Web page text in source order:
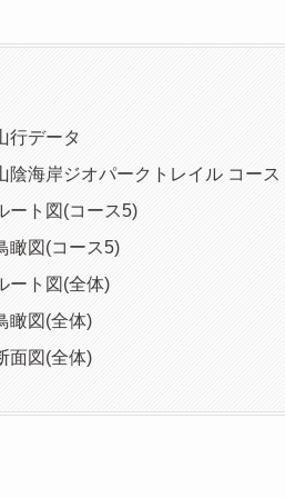
行データ
陰海岸ジオパークトレイル コース
ート図(コース5)
瞰図(コース5)
ート図(全体)
瞰図(全体)
面図(全体)